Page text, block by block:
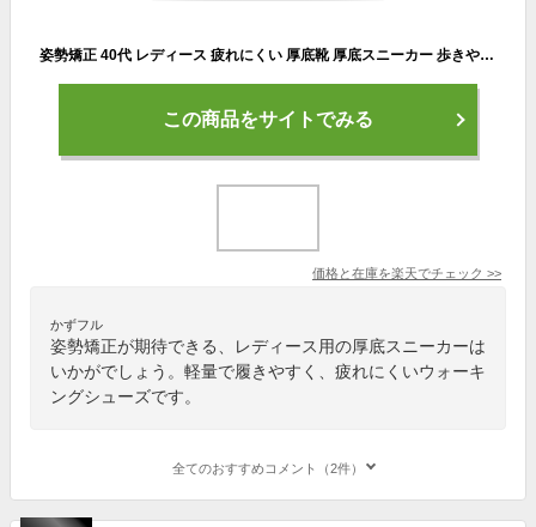
姿勢矯正 40代 レディース 疲れにくい 厚底靴 厚底スニーカー 歩きやすい 白 ダイエットシューズ 美脚 送料無料 軽量 ナースシューズ 船型底 厚底 5cm ウォーキングシューズ 作業靴 看護師 婦人靴 20代 30代 黒
この商品をサイトでみる
価格と在庫を楽天でチェック >>
かずフル
姿勢矯正が期待できる、レディース用の厚底スニーカーは
いかがでしょう。軽量で履きやすく、疲れにくいウォーキ
ングシューズです。
全てのおすすめコメント（2件）